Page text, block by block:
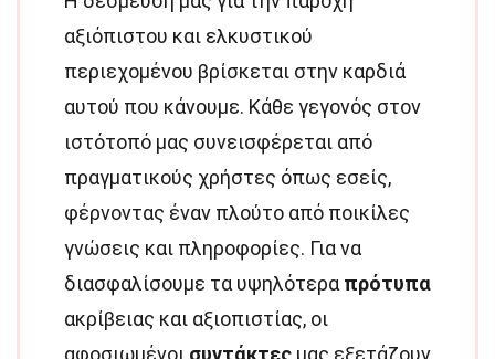
αξιόπιστου και ελκυστικού
περιεχομένου βρίσκεται στην καρδιά
αυτού που κάνουμε. Κάθε γεγονός στον
ιστότοπό μας συνεισφέρεται από
πραγματικούς χρήστες όπως εσείς,
φέρνοντας έναν πλούτο από ποικίλες
γνώσεις και πληροφορίες. Για να
διασφαλίσουμε τα υψηλότερα πρότυπα
ακρίβειας και αξιοπιστίας, οι
αφοσιωμένοι συντάκτες μας εξετάζουν